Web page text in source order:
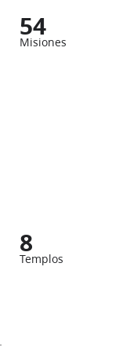
54
Misiones
8
Templos